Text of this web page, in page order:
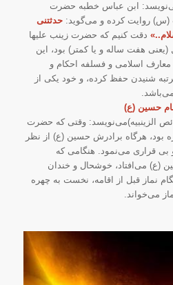
می‌نویسد: ابن عباس خطبه حضرت
روایت کرده و می‌گوید: حدثتنی
دقت کنیم که حضرت زینب علیها
(یعنی هفت ساله و یا کمتر) بود، این
اسلامی و فسلفه احکام و
شنیدن حفظ کرده، و خود یکی از
می‌باشد.
حسین (ع)
الزینبیه)می‌نویسد: وقتی که حضرت
بود، هرگاه برادرش حسین (ع) از نظر
بی قراری می‌نمود. هنگامی که
(ع) می‌افتاد، خوشحال و خندان
نماز قبل از اقامه، نخست به چهره
می‌خواند.